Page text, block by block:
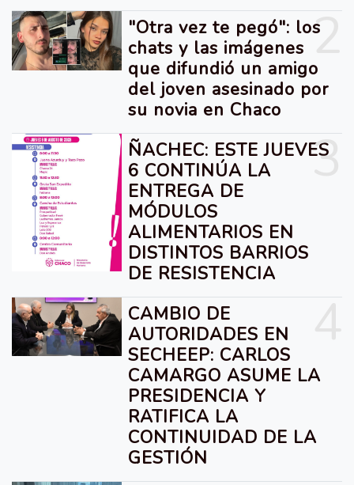
2
"Otra vez te pegó": los
chats y las imágenes
que difundió un amigo
del joven asesinado por
su novia en Chaco
3
ÑACHEC: ESTE JUEVES
6 CONTINÚA LA
ENTREGA DE
MÓDULOS
ALIMENTARIOS EN
DISTINTOS BARRIOS
DE RESISTENCIA
CAMBIO DE
AUTORIDADES EN
SECHEEP: CARLOS
CAMARGO ASUME LA
PRESIDENCIA Y
RATIFICA LA
CONTINUIDAD DE LA
GESTIÓN